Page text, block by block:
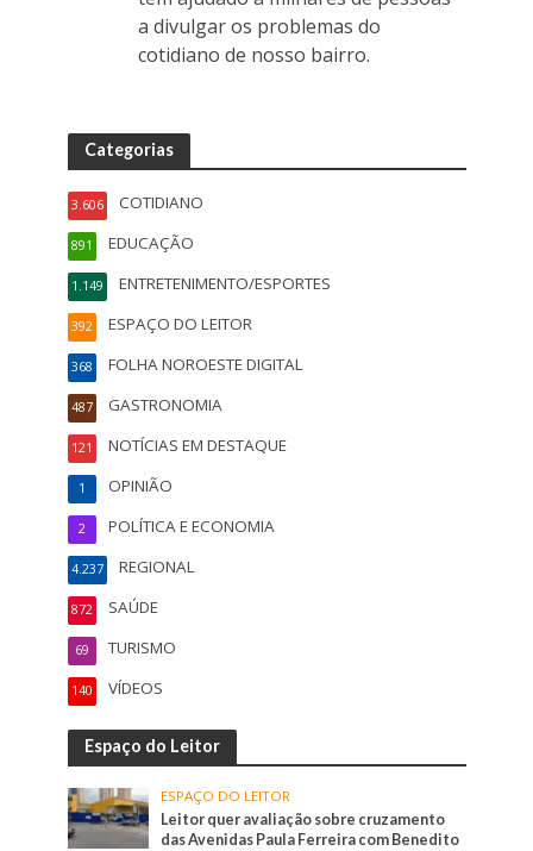
a divulgar os problemas do
cotidiano de nosso bairro.
Categorias
COTIDIANO
3.606
EDUCAÇÃO
891
ENTRETENIMENTO/ESPORTES
1.149
ESPAÇO DO LEITOR
392
FOLHA NOROESTE DIGITAL
368
GASTRONOMIA
487
NOTÍCIAS EM DESTAQUE
121
OPINIÃO
1
POLÍTICA E ECONOMIA
2
REGIONAL
4.237
SAÚDE
872
TURISMO
69
VÍDEOS
140
Espaço do Leitor
ESPAÇO DO LEITOR
Leitor quer avaliação sobre cruzamento
das Avenidas Paula Ferreira com Benedito